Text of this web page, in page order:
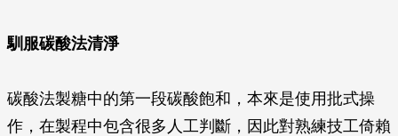
馴服碳酸法清淨
碳酸法製糖中的第一段碳酸飽和，本來是使用批式操
作，在製程中包含很多人工判斷，因此對熟練技工倚賴